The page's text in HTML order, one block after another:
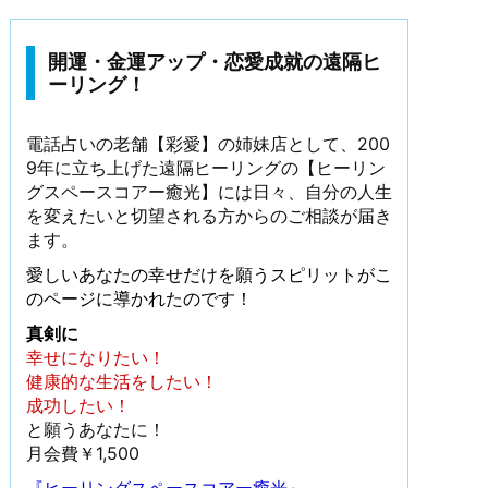
開運・金運アップ・恋愛成就の遠隔ヒ
ーリング！
電話占いの老舗【彩愛】の姉妹店として、200
9年に立ち上げた遠隔ヒーリングの【ヒーリン
グスペースコアー癒光】には日々、自分の人生
を変えたいと切望される方からのご相談が届き
ます。
愛しいあなたの幸せだけを願うスピリットがこ
のページに導かれたのです！
真剣に
幸せになりたい！
健康的な生活をしたい！
成功したい！
と願うあなたに！
月会費￥1,500